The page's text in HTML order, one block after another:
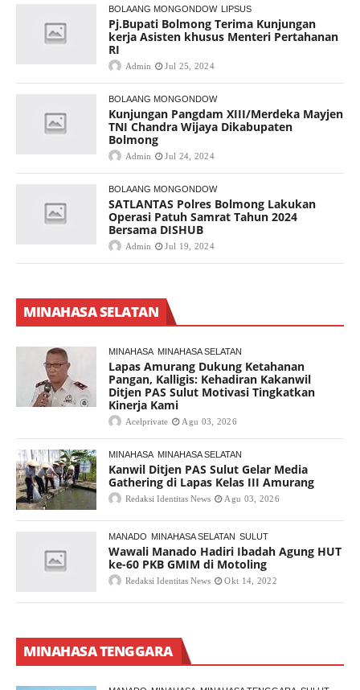
BOLAANG MONGONDOW LIPSUS
Pj.Bupati Bolmong Terima Kunjungan
kerja Asisten khusus Menteri Pertahanan
RI
Admin Jul 25, 2024
BOLAANG MONGONDOW
Kunjungan Pangdam XIII/Merdeka Mayjen
TNI Chandra Wijaya Dikabupaten
Bolmong
Admin Jul 24, 2024
BOLAANG MONGONDOW
SATLANTAS Polres Bolmong Lakukan
Operasi Patuh Samrat Tahun 2024
Bersama DISHUB
Admin Jul 19, 2024
MINAHASA SELATAN
MINAHASA MINAHASA SELATAN
Lapas Amurang Dukung Ketahanan
Pangan, Kalligis: Kehadiran Kakanwil
Ditjen PAS Sulut Motivasi Tingkatkan
Kinerja Kami
Acelprivate Agu 03, 2026
MINAHASA MINAHASA SELATAN
Kanwil Ditjen PAS Sulut Gelar Media
Gathering di Lapas Kelas III Amurang
Redaksi Identitas News Agu 03, 2026
MANADO MINAHASA SELATAN SULUT
Wawali Manado Hadiri Ibadah Agung HUT
ke-60 PKB GMIM di Motoling
Redaksi Identitas News Okt 14, 2022
MINAHASA TENGGARA